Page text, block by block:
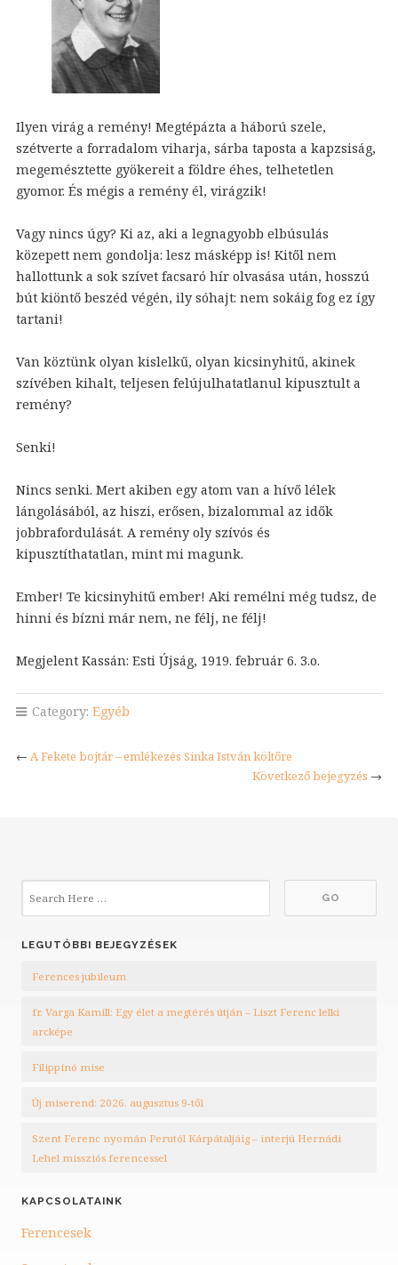
Ilyen virág a remény! Megtépázta a háború szele,
szétverte a forradalom viharja, sárba taposta a kapzsiság,
megemésztette gyökereit a földre éhes, telhetetlen
gyomor. És mégis a remény él, virágzik!
Vagy nincs úgy? Ki az, aki a legnagyobb elbúsulás
közepett nem gondolja: lesz másképp is! Kitől nem
hallottunk a sok szívet facsaró hír olvasása után, hosszú
bút kiöntő beszéd végén, ily sóhajt: nem sokáig fog ez így
tartani!
Van köztünk olyan kislelkű, olyan kicsinyhitű, akinek
szívében kihalt, teljesen felújulhatatlanul kipusztult a
remény?
Senki!
Nincs senki. Mert akiben egy atom van a hívő lélek
lángolásából, az hiszi, erősen, bizalommal az idők
jobbrafordulását. A remény oly szívós és
kipusztíthatatlan, mint mi magunk.
Ember! Te kicsinyhitű ember! Aki remélni még tudsz, de
hinni és bízni már nem, ne félj, ne félj!
Megjelent Kassán: Esti Újság, 1919. február 6. 3.o.
Category: Egyéb
← A Fekete bojtár – emlékezés Sinka István költőre
Következő bejegyzés →
LEGUTÓBBI BEJEGYZÉSEK
Ferences jubileum
fr. Varga Kamill: Egy élet a megtérés útján – Liszt Ferenc lelki
arcképe
Filippínó mise
Új miserend: 2026. augusztus 9-től
Szent Ferenc nyomán Perutól Kárpátaljáig – interjú Hernádi
Lehel missziós ferencessel
KAPCSOLATAINK
Ferencesek